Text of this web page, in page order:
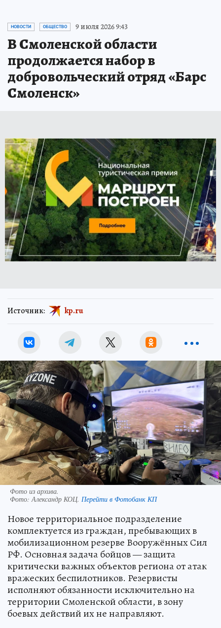
НОВОСТИ ОБЩЕСТВО 9 июля 2026 9:43
В Смоленской области
продолжается набор в
добровольческий отряд «Барс
Смоленск»
Источник: kp.ru
Фото из архива.
Фото:Александр КОЦ. Перейти в Фотобанк КП
Новое территориальное подразделение
комплектуется из граждан, пребывающих в
мобилизационном резерве Вооружённых Сил
РФ. Основная задача бойцов — защита
критически важных объектов региона от атак
вражеских беспилотников. Резервисты
исполняют обязанности исключительно на
территории Смоленской области, в зону
боевых действий их не направляют.